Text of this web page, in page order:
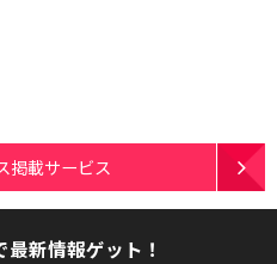
掲載サービス
新情報ゲット！